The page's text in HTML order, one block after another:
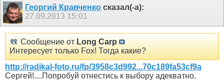
Георгий Кравченко сказал(-а):
27.09.2013 15:01
Сообщение от Long Carp
Интересует только Fox! Тогда какие?
http://radikal-foto.ru/fp/3958c3d992...70c189fa53cf9a
Сергей!....Попробуй отнестись к выбору адекватно.